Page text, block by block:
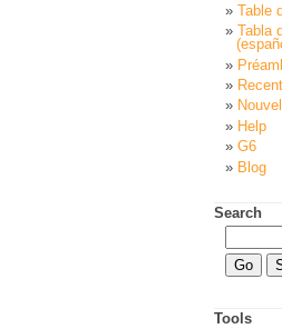
Table
Tabla
Help
G6
Blog
Search
Tools